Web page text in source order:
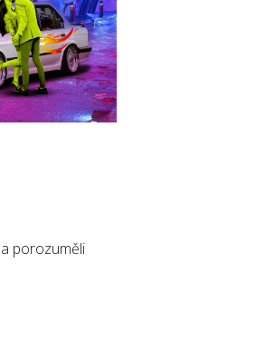
porozuměli